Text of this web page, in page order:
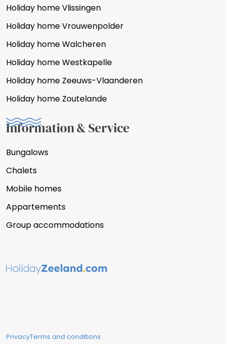
Holiday home Vlissingen
Holiday home Vrouwenpolder
Holiday home Walcheren
Holiday home Westkapelle
Holiday home Zeeuws-Vlaanderen
Holiday home Zoutelande
Information & Service
Bungalows
Chalets
Mobile homes
Appartements
Group accommodations
PrivacyTerms and conditions